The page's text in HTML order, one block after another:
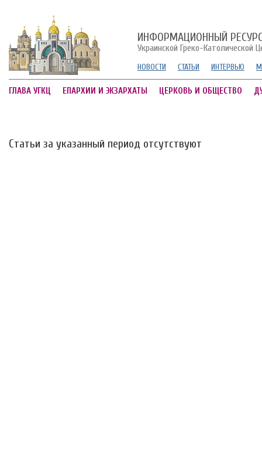
ИНФОРМАЦИОННЫЙ
Украинской Греко-Католической
НОВОСТИ СТАТЬИ ИНТЕРВЬЮ
ГЛАВА УГКЦ ЕПАРХИИ И ЭКЗАРХАТЫ ЦЕРКОВЬ И ОБЩЕСТВО
Статьи за указанный период отсутствуют